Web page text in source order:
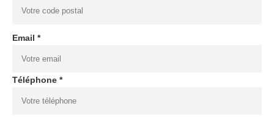
Email *
Téléphone *